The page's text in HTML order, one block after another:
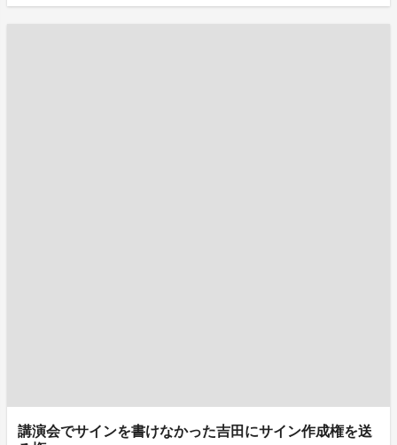
講演会でサインを書けなかった吉田にサイン作成権を送